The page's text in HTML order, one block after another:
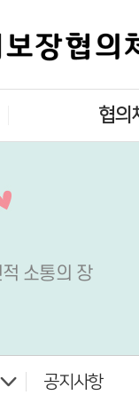
협의
소통의 장
공지사항